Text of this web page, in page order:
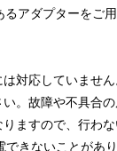
アダプターをご用
対応していません
。故障や不具合の
ますので、行わ
きないことがあり